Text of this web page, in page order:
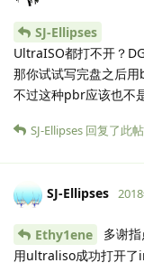
SJ-Ellipses
UltraISO都打不开？
那你试试写完盘之后
不过这种pbr应该也不
SJ-Ellipses 回复了此帖
SJ-Ellipses
Ethy1ene
多谢指
用ultraliso成功打开了